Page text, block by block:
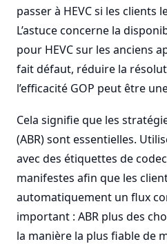
passer à HEVC si les clients
L’astuce concerne la
pour HEVC sur les anciens
fait défaut, réduire la
l’efficacité GOP peut être
Cela signifie que les
(ABR) sont essentielles.
avec des étiquettes de
manifestes afin que les
automatiquement un flux
important : ABR plus des
la manière la plus fiable de